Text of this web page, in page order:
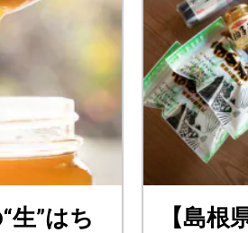
生”はち
【島根